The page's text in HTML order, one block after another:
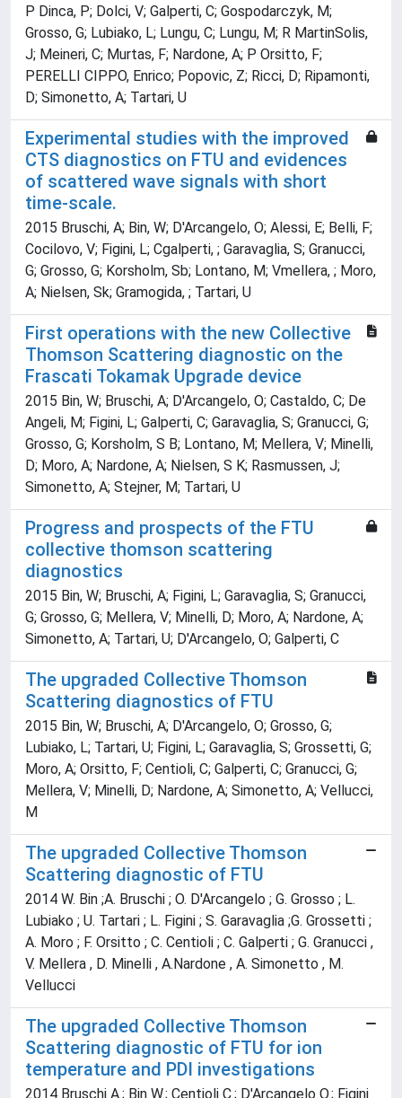
P Dinca, P; Dolci, V; Galperti, C; Gospodarczyk, M;
Grosso, G; Lubiako, L; Lungu, C; Lungu, M; R MartinSolis,
J; Meineri, C; Murtas, F; Nardone, A; P Orsitto, F;
PERELLI CIPPO, Enrico; Popovic, Z; Ricci, D; Ripamonti,
D; Simonetto, A; Tartari, U
Experimental studies with the improved
CTS diagnostics on FTU and evidences
of scattered wave signals with short
time-scale.
2015 Bruschi, A; Bin, W; D'Arcangelo, O; Alessi, E; Belli, F;
Cocilovo, V; Figini, L; Cgalperti, ; Garavaglia, S; Granucci,
G; Grosso, G; Korsholm, Sb; Lontano, M; Vmellera, ; Moro,
A; Nielsen, Sk; Gramogida, ; Tartari, U
First operations with the new Collective
Thomson Scattering diagnostic on the
Frascati Tokamak Upgrade device
2015 Bin, W; Bruschi, A; D'Arcangelo, O; Castaldo, C; De
Angeli, M; Figini, L; Galperti, C; Garavaglia, S; Granucci, G;
Grosso, G; Korsholm, S B; Lontano, M; Mellera, V; Minelli,
D; Moro, A; Nardone, A; Nielsen, S K; Rasmussen, J;
Simonetto, A; Stejner, M; Tartari, U
Progress and prospects of the FTU
collective thomson scattering
diagnostics
2015 Bin, W; Bruschi, A; Figini, L; Garavaglia, S; Granucci,
G; Grosso, G; Mellera, V; Minelli, D; Moro, A; Nardone, A;
Simonetto, A; Tartari, U; D'Arcangelo, O; Galperti, C
The upgraded Collective Thomson
Scattering diagnostics of FTU
2015 Bin, W; Bruschi, A; D'Arcangelo, O; Grosso, G;
Lubiako, L; Tartari, U; Figini, L; Garavaglia, S; Grossetti, G;
Moro, A; Orsitto, F; Centioli, C; Galperti, C; Granucci, G;
Mellera, V; Minelli, D; Nardone, A; Simonetto, A; Vellucci,
M
The upgraded Collective Thomson
Scattering diagnostic of FTU
2014 W. Bin ;A. Bruschi ; O. D'Arcangelo ; G. Grosso ; L.
Lubiako ; U. Tartari ; L. Figini ; S. Garavaglia ;G. Grossetti ;
A. Moro ; F. Orsitto ; C. Centioli ; C. Galperti ; G. Granucci ,
V. Mellera , D. Minelli , A.Nardone , A. Simonetto , M.
Vellucci
The upgraded Collective Thomson
Scattering diagnostic of FTU for ion
temperature and PDI investigations
2014 Bruschi A.; Bin W.; Centioli C.; D'Arcangelo O.; Figini